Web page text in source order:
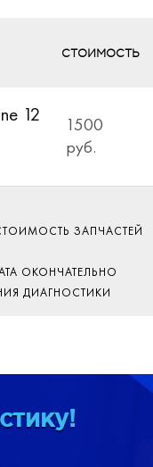
СТОИМОСТЬ
12
1500
руб.
ЗАПЧАСТЕЙ
ОКОНЧАТЕЛЬНО
ДИАГНОСТИКИ